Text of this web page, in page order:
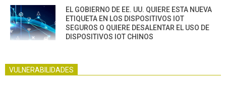
EL GOBIERNO DE EE. UU. QUIERE ESTA NUEVA
ETIQUETA EN LOS DISPOSITIVOS IOT
SEGUROS O QUIERE DESALENTAR EL USO DE
DISPOSITIVOS IOT CHINOS
VULNERABILIDADES